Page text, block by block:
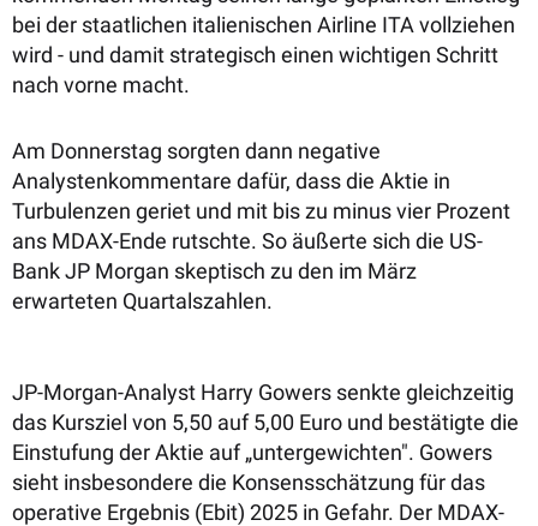
bei der staatlichen italienischen Airline ITA vollziehen
wird - und damit strategisch einen wichtigen Schritt
nach vorne macht.
Am Donnerstag sorgten dann negative
Analystenkommentare dafür, dass die Aktie in
Turbulenzen geriet und mit bis zu minus vier Prozent
ans MDAX-Ende rutschte. So äußerte sich die US-
Bank JP Morgan skeptisch zu den im März
erwarteten Quartalszahlen.
JP-Morgan-Analyst Harry Gowers senkte gleichzeitig
das Kursziel von 5,50 auf 5,00 Euro und bestätigte die
Einstufung der Aktie auf „untergewichten". Gowers
sieht insbesondere die Konsensschätzung für das
operative Ergebnis (Ebit) 2025 in Gefahr. Der MDAX-